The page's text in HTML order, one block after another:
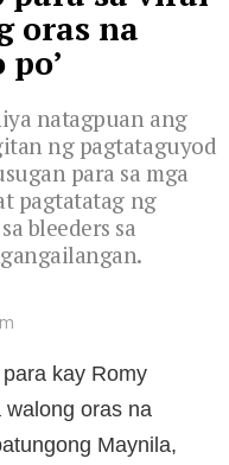
oras na
natagpuan ang
ng pagtataguyod
para sa mga
pagtatatag ng
bleeders sa
kay Romy
oras na
Maynila,